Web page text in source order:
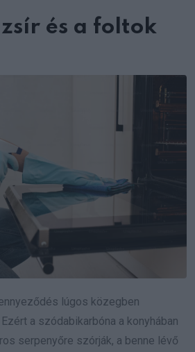
és a foltok
lúgos közegben
a szódabikarbóna a konyhában
serpenyőre szórják, a benne lévő